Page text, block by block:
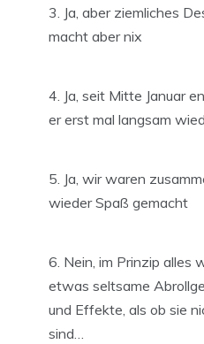
Ja, aber ziemliches
macht aber nix
Ja, seit Mitte Januar
er erst mal langsam
Ja, wir waren
wieder Spaß gemacht
Nein, im Prinzip alles
etwas seltsame
und Effekte, als ob sie
sind…